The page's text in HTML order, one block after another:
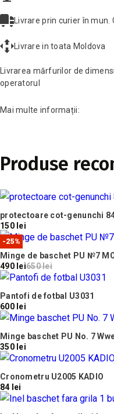
Livrare prin curier în mun.
Livrare in toata Moldova
Livrarea mărfurilor de
operatorul
Mai multe informații:
Produse
protectoare cot-genunchi
150 lei
-25%
Minge de baschet PU №7
490 lei650 lei
Pantofi de fotbal U3031
600 lei
Minge baschet PU No. 7
350 lei
Cronometru U2005 KADIO
84 lei